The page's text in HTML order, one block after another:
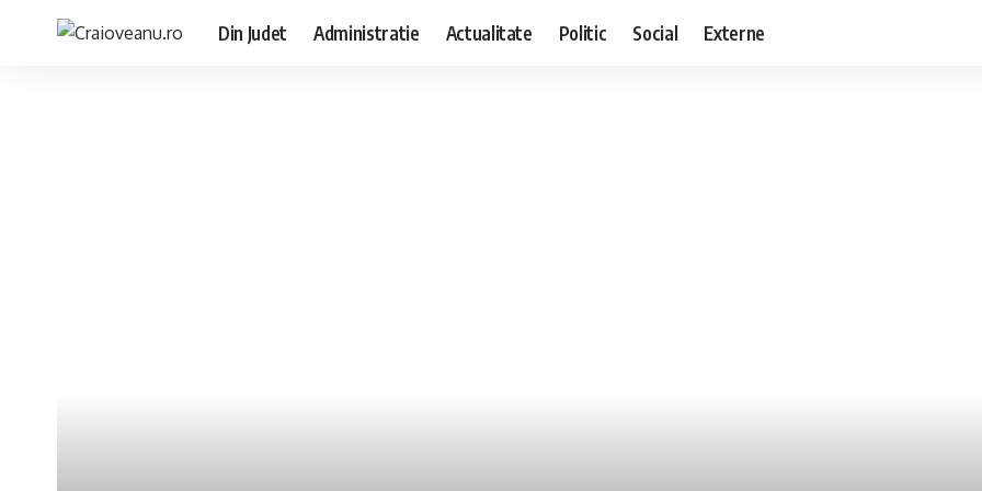
Din Judet Administratie Actualitate Politic Social Externe